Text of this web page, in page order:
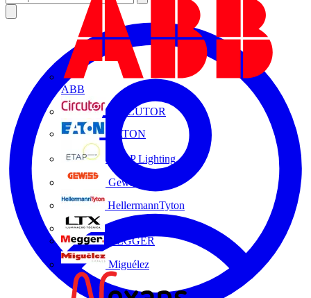
ABB
CIRCUTOR
EATON
ETAP Lighting
Gewiss
HellermannTyton
MEGGER
Miguélez